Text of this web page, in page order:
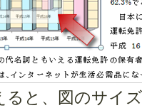
ると、図のサイ